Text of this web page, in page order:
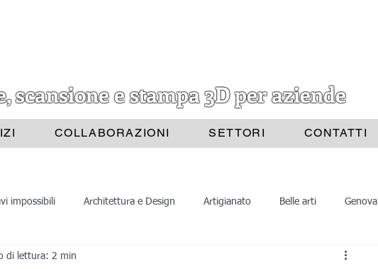
scansione e stampa 3D per aziende
COLLABORAZIONI SETTORI CONTATTI
impossibili Architettura e Design Artigianato Belle arti Genova
3D Scansione 3D
di lettura: 2 min